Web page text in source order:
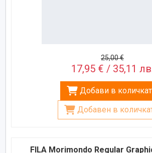
25,00 €
17,95 € / 35,11
Добави в
Добавен в
FILA Morimondo Regular